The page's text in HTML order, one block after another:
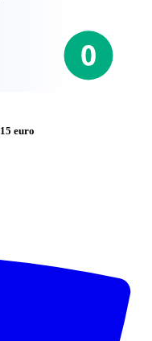
15 euro